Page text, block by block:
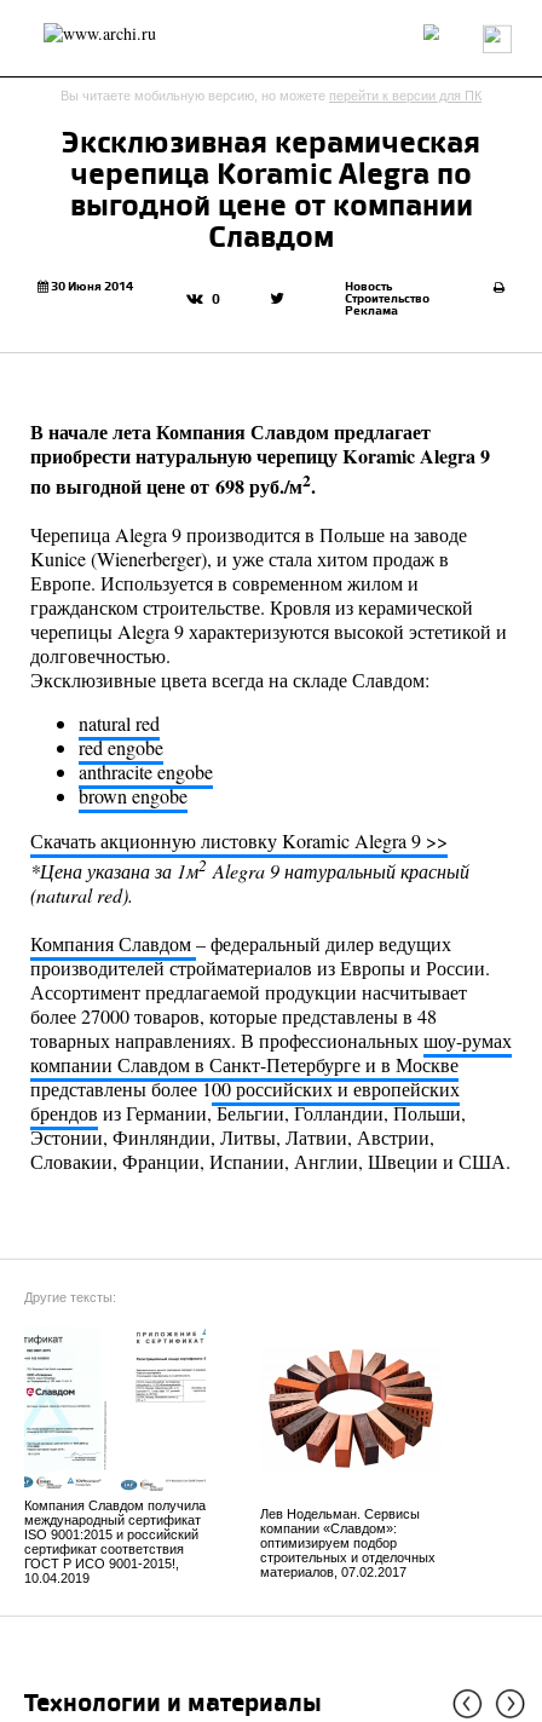
Россия Мир Технологии Интерьер Пресса
Архитекторы
send.project Анонсы конкурсов
Блог
Интервью Исследование
Результаты конкурса
Репортаж
Архитектура
Интерьер
Вы читаете мобильную версию, но можете перейти к версии для ПК
Эксклюзивная керамическая
черепица Koramic Alegra по
выгодной цене от компании
Славдом
30 Июня 2014
0
Новость
Строительство
Реклама
В начале лета Компания Славдом предлагает
приобрести натуральную черепицу Koramic Alegra 9
по выгодной цене от 698 руб./м2.
Черепица Alegra 9 производится в Польше на заводе
Kunice (Wienerberger), и уже стала хитом продаж в
Европе. Используется в современном жилом и
гражданском строительстве. Кровля из керамической
черепицы Alegra 9 характеризуются высокой эстетикой и
долговечностью.
Эксклюзивные цвета всегда на складе Славдом:
natural red
red engobe
anthracite engobe
brown engobe
Скачать акционную листовку Koramic Alegra 9 >>
*Цена указана за 1м2 Alegra 9 натуральный красный
(natural red).
Компания Славдом– федеральный дилер ведущих
производителей стройматериалов из Европы и России.
Ассортимент предлагаемой продукции насчитывает
более 27000 товаров, которые представлены в 48
товарных направлениях. В профессиональныхшоу-румах
компании Славдом в Санкт-Петербурге и в Москве
представлены более 100 российских и европейских
брендов из Германии, Бельгии, Голландии, Польши,
Эстонии, Финляндии, Литвы, Латвии, Австрии,
Словакии, Франции, Испании, Англии, Швеции и США.
Другие тексты:
Компания Славдом получила
международный сертификат
ISO 9001:2015 и российский
сертификат соответствия
ГОСТ Р ИСО 9001-2015!,
10.04.2019
Лев Нодельман. Сервисы
компании «Славдом»:
оптимизируем подбор
строительных и отделочных
материалов, 07.02.2017
Технологии и материалы